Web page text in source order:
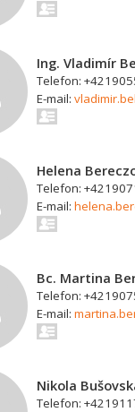
Ing. Vladimír
Telefon:
E-mail:
Helena
Telefon:
E-mail:
Bc. Martina
Telefon:
E-mail:
Nikola
Telefon: